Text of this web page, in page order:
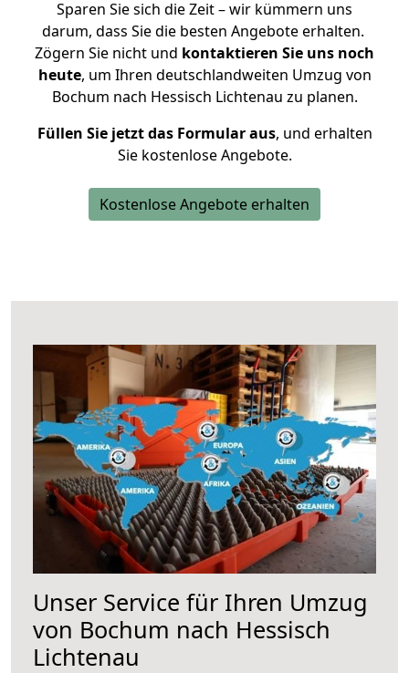
Sparen Sie sich die Zeit – wir kümmern uns
darum, dass Sie die besten Angebote erhalten.
Zögern Sie nicht und kontaktieren Sie uns noch
heute, um Ihren deutschlandweiten Umzug von
Bochum nach Hessisch Lichtenau zu planen.
Füllen Sie jetzt das Formular aus, und erhalten
Sie kostenlose Angebote.
Kostenlose Angebote erhalten
Unser Service für Ihren Umzug
von Bochum nach Hessisch
Lichtenau